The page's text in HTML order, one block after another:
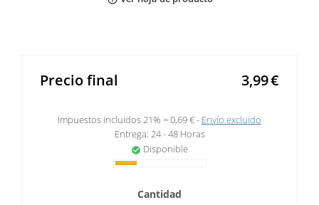
Precio final €
3,99
Impuestos incluidos 21% =0,69 €
Envío excluido
Entrega: 24 - 48 Horas
check_circle Disponible
Cantidad